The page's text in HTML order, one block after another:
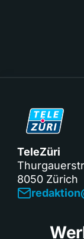
TeleZüri
8050 Zürich